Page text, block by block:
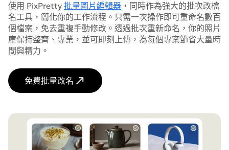
使用 PixPretty 批量圖片編輯器 ，同時作為強大的批次改檔
名工具，簡化你的工作流程。只需一次操作即可重命名數百
個檔案，免去重複手動修改。透過批次重新命名，你的照片
庫保持整齊、專業，並可即刻上傳，為每個專案節省大量時
間與精力。
免費批量改名